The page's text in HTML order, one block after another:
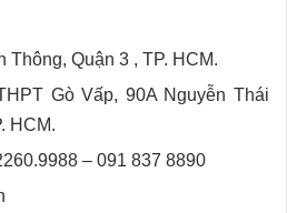
Quận 3 , TP. HCM.
Gò Vấp, 90A Nguyễn Thái
HCM.
– 091 837 8890